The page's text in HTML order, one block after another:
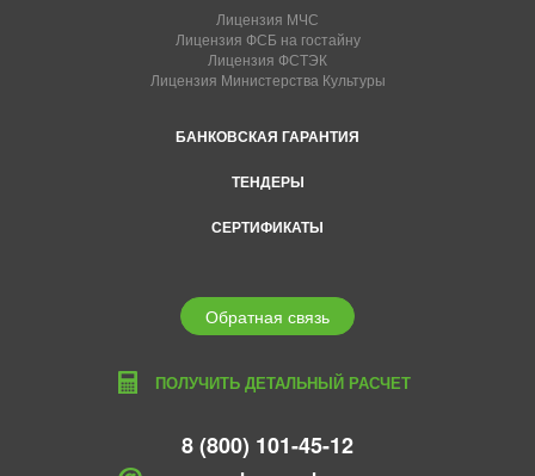
Лицензия МЧС
Лицензия ФСБ на гостайну
Лицензия ФСТЭК
Лицензия Министерства Культуры
БАНКОВСКАЯ ГАРАНТИЯ
ТЕНДЕРЫ
СЕРТИФИКАТЫ
Обратная связь
ПОЛУЧИТЬ ДЕТАЛЬНЫЙ РАСЧЕТ
8 (800) 101-45-12